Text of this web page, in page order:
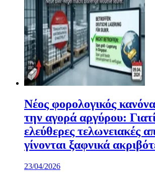
Νέος φορολογικός
την αγορά αργύρου:
ελεύθερες τελωνειακές
γίνονται ξαφνικά
23/04/2026